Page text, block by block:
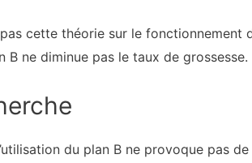
cette théorie sur le fonctionnement
B ne diminue pas le taux de grossesse.
du plan B ne provoque pas